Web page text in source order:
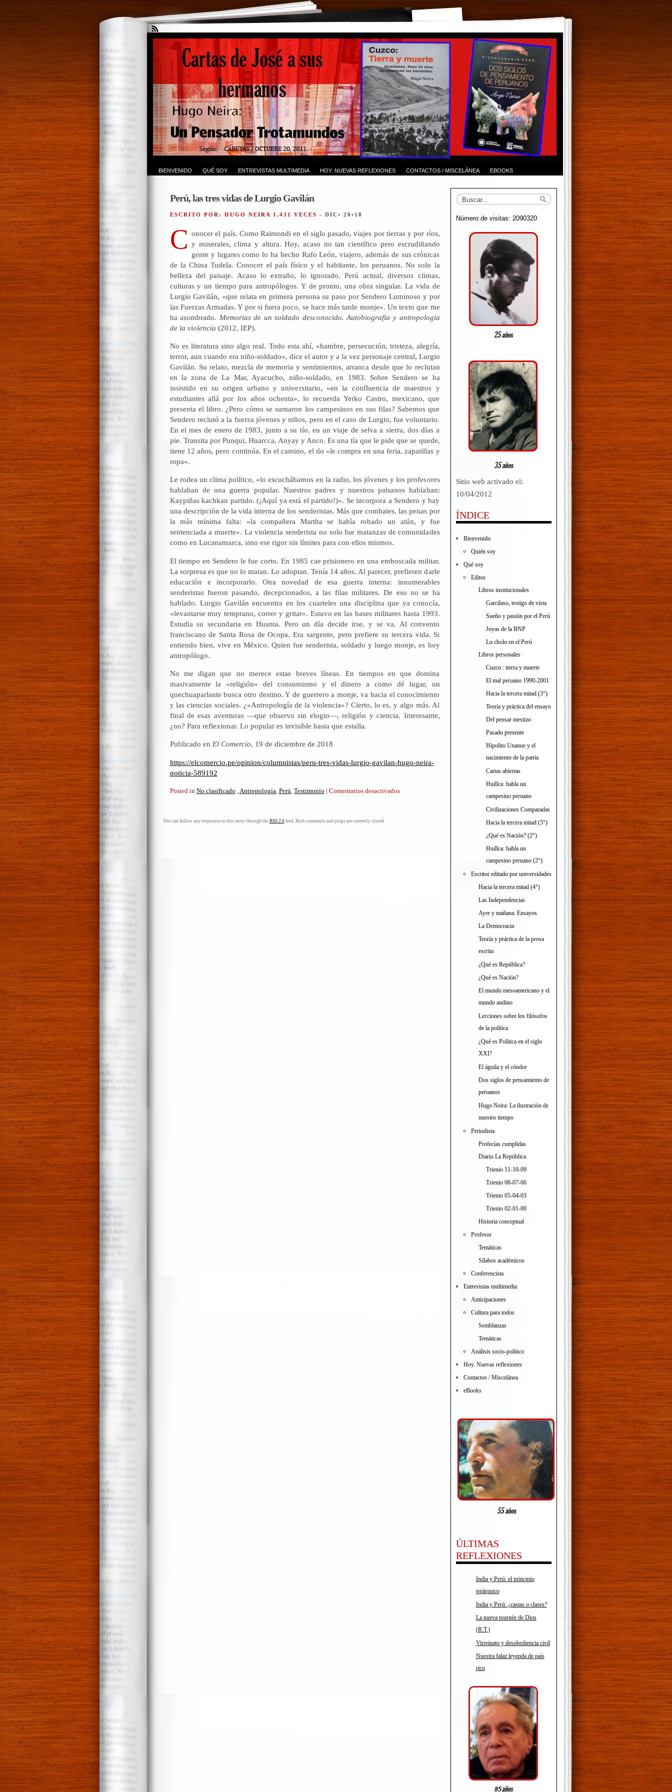
BIENVENIDO QUÉ SOY ENTREVISTAS MULTIMEDIA HOY. NUEVAS REFLEXIONES CONTACTOS / MISCELÁNEA EBOOKS
Perú, las tres vidas de Lurgio Gavilán
ESCRITO POR: HUGO NEIRA 1.431 VECES - DIC• 20•18
C onocer el país. Como Raimondi en el siglo pasado, viajes por tierras y por ríos,
y minerales, clima y altura. Hoy, acaso no tan científico pero escrudiñando
gente y lugares como lo ha hecho Rafo León, viajero, además de sus crónicas
de la China Tudela. Conocer el país físico y el habitante, los peruanos. No solo la
belleza del paisaje. Acaso lo extraño, lo ignorado. Perú actual, diversos climas,
culturas y un tiempo para antropólogos. Y de pronto, una obra singular. La vida de
Lurgio Gavilán, «que relata en primera persona su paso por Sendero Luminoso y por
las Fuerzas Armadas. Y por si fuera poco, se hace más tarde monje». Un texto que me
ha asombrado. Memorias de un soldado desconocido. Autobiografía y antropología
de la violencia (2012, IEP).
No es literatura sino algo real. Todo esta ahí, «hambre, persecución, tristeza, alegría,
terror, aun cuando era niño-soldado», dice el autor y a la vez personaje central, Lurgio
Gavilán. Su relato, mezcla de memoria y sentimientos, arranca desde que lo reclutan
en la zona de La Mar, Ayacucho, niño-soldado, en 1983. Sobre Sendero se ha
insistido en su origen urbano y universitario, «en la confluencia de maestros y
estudiantes allá por los años ochenta», lo recuerda Yerko Castro, mexicano, que
presenta el libro. ¿Pero cómo se sumaron los campesinos en sus filas? Sabemos que
Sendero reclutó a la fuerza jóvenes y niños, pero en el caso de Lurgio, fue voluntario.
En el mes de enero de 1983, junto a su tío, en un viaje de selva a sierra, dos días a
pie. Transita por Punqui, Huarcca, Anyay y Anco. Es una tía que le pide que se quede,
tiene 12 años, pero continúa. En el camino, el tío «le compra en una feria, zapatillas y
ropa».
Le rodea un clima político, «lo escuchábamos en la radio, los jóvenes y los profesores
hablaban de una guerra popular. Nuestros padres y nuestros paisanos hablaban:
Kaypiñas kachkan partido. (¡Aquí ya está el partido!)». Se incorpora a Sendero y hay
una descripción de la vida interna de los senderistas. Más que combates, las penas por
la más mínima falta: «la compañera Martha se había robado un atún, y fue
sentenciada a muerte». La violencia senderista no solo fue matanzas de comunidades
como en Lucanamarca, sino ese rigor sin límites para con ellos mismos.
El tiempo en Sendero le fue corto. En 1985 cae prisionero en una emboscada militar.
La sorpresa es que no lo matan. Lo adoptan. Tenía 14 años. Al parecer, prefieren darle
educación e incorporarlo. Otra novedad de esa guerra interna: innumerables
senderistas fueron pasando, decepcionados, a las filas militares. De eso no se ha
hablado. Lurgio Gavilán encuentra en los cuarteles una disciplina que ya conocía,
«levantarse muy temprano, correr y gritar». Estuvo en las bases militares hasta 1993.
Estudia su secundaria en Huanta. Pero un día decide irse, y se va. Al convento
franciscano de Santa Rosa de Ocopa. Era sargento, pero prefiere su tercera vida. Si
entiendo bien, vive en México. Quien fue senderista, soldado y luego monje, es hoy
antropólogo.
No me digan que no merece estas breves líneas. En tiempos en que domina
masivamente la «religión» del consumismo y el dinero a como dé lugar, un
quechuaparlante busca otro destino. Y de guerrero a monje, va hacia el conocimiento
y las ciencias sociales. ¿«Antropología de la violencia»? Cierto, lo es, y algo más. Al
final de esas aventuras —que observo sin elogio—, religión y ciencia. Interesante,
¿no? Para reflexionar. Lo popular es invisible hasta que estalla.
Publicado en El Comercio, 19 de diciembre de 2018
https://elcomercio.pe/opinion/columnistas/peru-tres-vidas-lurgio-gavilan-hugo-neira-
noticia-589192
Posted in No clasificado ,Antropología, Perú, Testimonio | Comentarios desactivadosen
You can follow any responses to this entry through the RSS 2.0feed. Both comments and pings are currently closed.
Número de visitas: 2090320
Sitio web activado el:
10/04/2012
ÍNDICE
Bienvenido
Quién soy
Qué soy
Editor
Libros institucionales
Garcilaso, testigo de vista
Sueño y pasión por el Perú
Joyas de la BNP
Lo cholo en el Perú
Libros personales
Cuzco : tierra y muerte
El mal peruano 1990-2001
Hacia la tercera mitad (3°)
Teoría y práctica del ensayo
Del pensar mestizo
Pasado presente
Hipolito Unanue y el
nacimiento de la patria
Cartas abiertas
Huillca: habla un
campesino peruano
Civilizaciones Comparadas
Hacia la tercera mitad (5°)
¿Qué es Nación? (2°)
Huillca: habla un
campesino peruano (2°)
Escritor editado por universidades
Hacia la tercera mitad (4°)
Las Independencias
Ayer y mañana. Ensayos
La Democracia
Teoría y práctica de la prosa
escrita
¿Qué es República?
¿Qué es Nación?
El mundo mesoamericano y el
mundo andino
Lecciones sobre los filósofos
de la política
¿Qué es Política en el siglo
XXI?
El águila y el cóndor
Dos siglos de pensamiento de
peruanos
Hugo Neira: La ilustración de
nuestro tiempo
Periodista
Profecías cumplidas
Diario La República
Trienio 11-10-09
Trienio 08-07-06
Trienio 05-04-03
Trienio 02-01-00
Historia conceptual
Profesor
Temáticas
Sílabos académicos
Conferencista
Entrevistas multimedia
Anticipaciones
Cultura para todos
Semblanzas
Temáticas
Análisis socio-político
Hoy. Nuevas reflexiones
Contactos / Miscelánea
eBooks
ÚLTIMAS
REFLEXIONES
India y Perú: el principio
jerárquico
India y Perú: ¿castas o clases?
La nueva tournée de Dios
(R.T.)
Virreinato y desobediencia civil
Nuestra falaz leyenda de país
rico